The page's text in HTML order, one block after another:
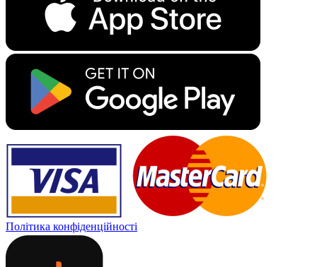
Політика конфіденційності